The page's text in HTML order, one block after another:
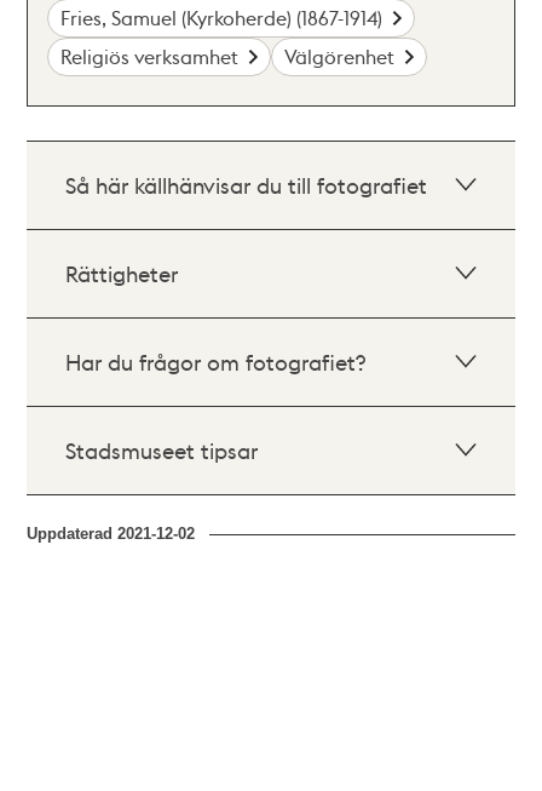
Fries, Samuel (Kyrkoherde) (1867-1914)
Religiös verksamhet
Välgörenhet
Så här källhänvisar du till fotografiet
Rättigheter
Har du frågor om fotografiet?
Stadsmuseet tipsar
Uppdaterad2021-12-02